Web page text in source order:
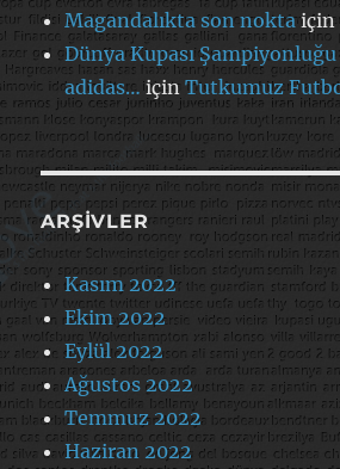
Magandalıkta son noktaiçin
Dünya Kupası
adidas…içinTutkumuz
ARŞIVLER
Kasım 2022
Ekim 2022
Eylül 2022
Ağustos 2022
Temmuz 2022
Haziran 2022